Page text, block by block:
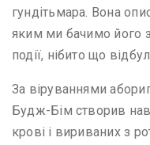
гундітьмара. Вона
яким ми бачимо його
події, нібито що
За віруваннями
Будж-Бім створив
крові і вириваних з